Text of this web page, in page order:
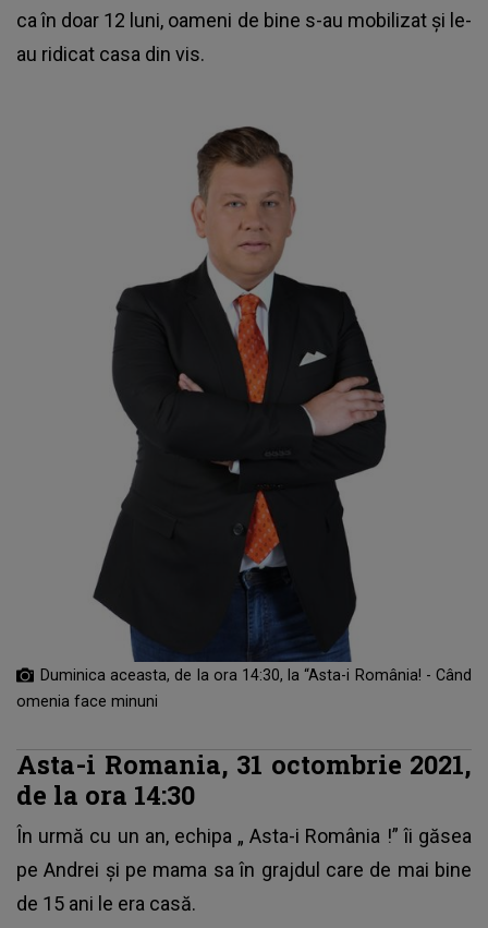
ca în doar 12 luni, oameni de bine s-au mobilizat și le-
au ridicat casa din vis.
Duminica aceasta, de la ora 14:30, la “Asta-i România! - Când
omenia face minuni
Asta-i Romania, 31 octombrie 2021,
de la ora 14:30
În urmă cu un an, echipa „Asta-i România !” îi găsea
pe Andrei și pe mama sa în grajdul care de mai bine
de 15 ani le era casă.